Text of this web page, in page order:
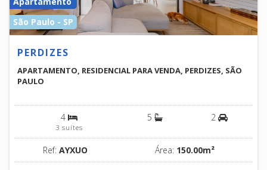
São Paulo - SP
PERDIZES
APARTAMENTO, RESIDENCIAL PARA VENDA, PERDIZES, SÃO
PAULO
4
3 suítes
5 2
Ref: AYXUO Área: 150.00m²